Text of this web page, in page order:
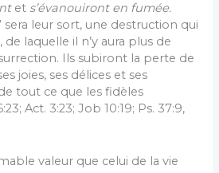
et s’évanouiront en fumée.
sera leur sort, une destruction qui
laquelle il n’y aura plus de
Ils subiront la perte de
joies, ses délices et ses
tout ce que les fidèles
Act. 3:23; Job 10:19; Ps. 37:9,
valeur que celui de la vie